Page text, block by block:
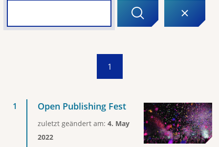
1
Open Publishing Fest
zuletzt geändert am: 4. May
2022